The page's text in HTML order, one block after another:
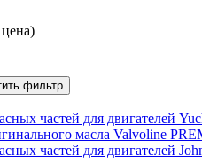
частей для двигателей
масла Valvoline
частей для двигателей